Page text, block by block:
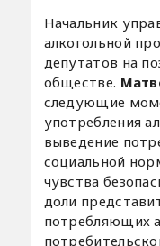
Начальник
алкогольной
депутатов на
обществе.
следующие
употребления
выведение
социальной
чувства
доли
потребляющих